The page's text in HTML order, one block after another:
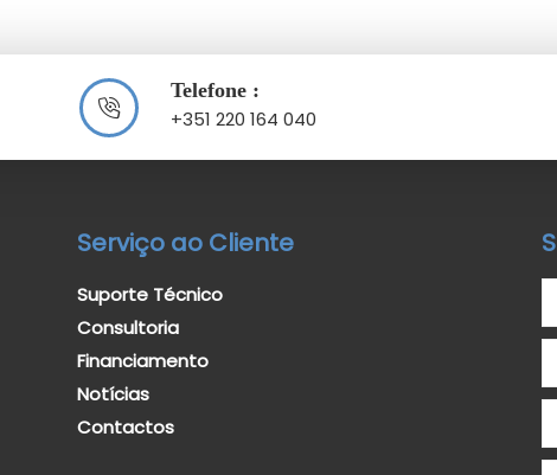
Telefone :
+351 220 164 040
Serviço ao Cliente
Suporte Técnico
Consultoria
Financiamento
Notícias
Contactos